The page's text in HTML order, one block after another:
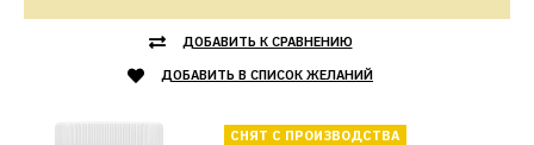
ДОБАВИТЬ К СРАВНЕНИЮ
ДОБАВИТЬ В СПИСОК ЖЕЛАНИЙ
СНЯТ С ПРОИЗВОДСТВА